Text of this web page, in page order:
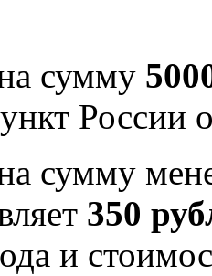
сумму
России
сумму
350
и